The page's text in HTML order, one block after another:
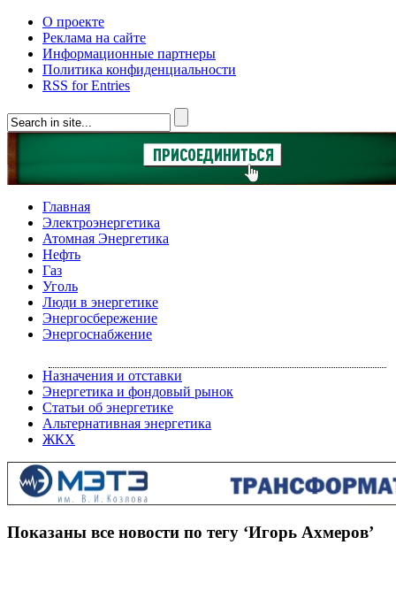
О проекте
Реклама на сайте
Информационные партнеры
Политика конфиденциальности
RSS for Entries
Главная
Электроэнергетика
Атомная Энергетика
Нефть
Газ
Уголь
Люди в энергетике
Энергосбережение
Энергоснабжение
Назначения и отставки
Энергетика и фондовый рынок
Статьи об энергетике
Альтернативная энергетика
ЖКХ
Показаны все новости по тегу ‘Игорь Ахмеров’